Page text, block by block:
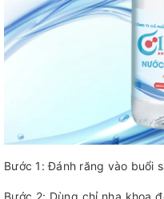
Bước 1: Đánh răng vào buổi
Bước 2: Dùng chỉ nha khoa